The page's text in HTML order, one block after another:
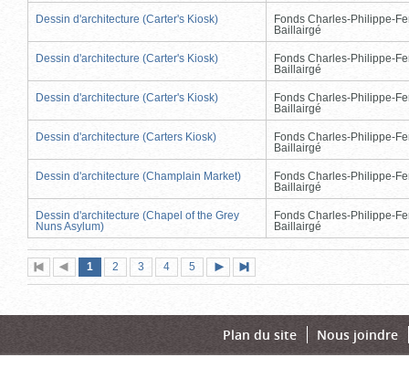
Dessin d'architecture (Carter's Kiosk)
Fonds Charles-Philippe-
Baillairgé
Dessin d'architecture (Carter's Kiosk)
Fonds Charles-Philippe-
Baillairgé
Dessin d'architecture (Carter's Kiosk)
Fonds Charles-Philippe-
Baillairgé
Dessin d'architecture (Carters Kiosk)
Fonds Charles-Philippe-
Baillairgé
Dessin d'architecture (Champlain Market)
Fonds Charles-Philippe-
Baillairgé
Dessin d'architecture (Chapel of the Grey
Nuns Asylum)
Fonds Charles-Philippe-
Baillairgé
Première
page
Page
précédente
Page
1 (page
actuelle)
Page
2 Page
3 Page
4 Page
5
suivante
page
Plan du site Nous joindre